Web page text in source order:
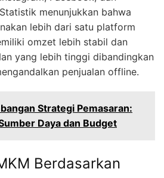
menunjukkan bahwa
lebih dari satu platform
omzet lebih stabil dan
yang lebih tinggi dibandingkan
penjualan offline.
Strategi Pemasaran:
Daya dan Budget
Berdasarkan